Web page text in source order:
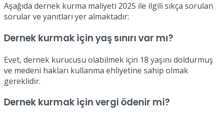
Aşağıda dernek kurma maliyeti 2025 ile ilgili sıkça sorulan
sorular ve yanıtları yer almaktadır:
Dernek kurmak için yaş sınırı var mı?
Evet, dernek kurucusu olabilmek için 18 yaşını doldurmuş
ve medeni hakları kullanma ehliyetine sahip olmak
gereklidir.
Dernek kurmak için vergi ödenir mi?